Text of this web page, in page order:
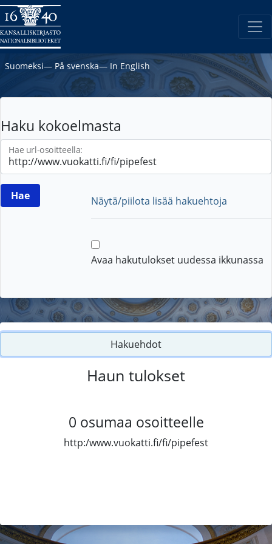
Suomeksi― På svenska― In English
Haku kokoelmasta
Hae url-osoitteella:
Näytä/piilota lisää hakuehtoja
Avaa hakutulokset uudessa ikkunassa
Hakuehdot
Haun tulokset
0 osumaa osoitteelle
http:/www.vuokatti.fi/fi/pipefest